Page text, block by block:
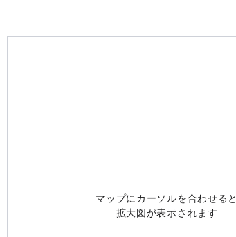
マップにカーソルを合わせると
拡大図が表示されます